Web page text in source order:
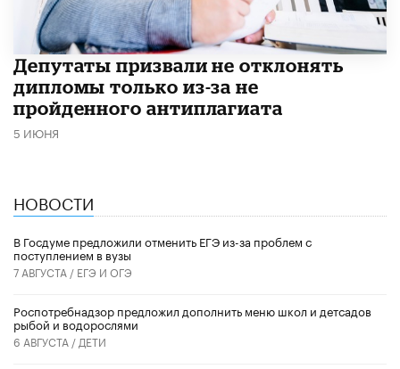
Депутаты призвали не отклонять
дипломы только из-за не
пройденного антиплагиата
5 ИЮНЯ
НОВОСТИ
В Госдуме предложили отменить ЕГЭ из-за проблем с
поступлением в вузы
7 АВГУСТА / ЕГЭ И ОГЭ
Роспотребнадзор предложил дополнить меню школ и детсадов
рыбой и водорослями
6 АВГУСТА / ДЕТИ